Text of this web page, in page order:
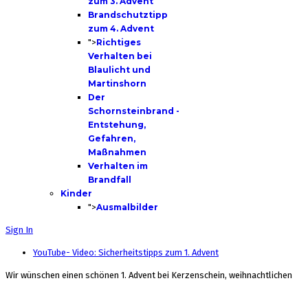
Brandschutztipp
zum 4. Advent
">Richtiges
Verhalten bei
Blaulicht und
Martinshorn
Der
Schornsteinbrand -
Entstehung,
Gefahren,
Maßnahmen
Verhalten im
Brandfall
Kinder
">Ausmalbilder
Sign In
YouTube- Video: Sicherheitstipps zum 1. Advent
Wir wünschen einen schönen 1. Advent bei Kerzenschein, weihnachtlichen